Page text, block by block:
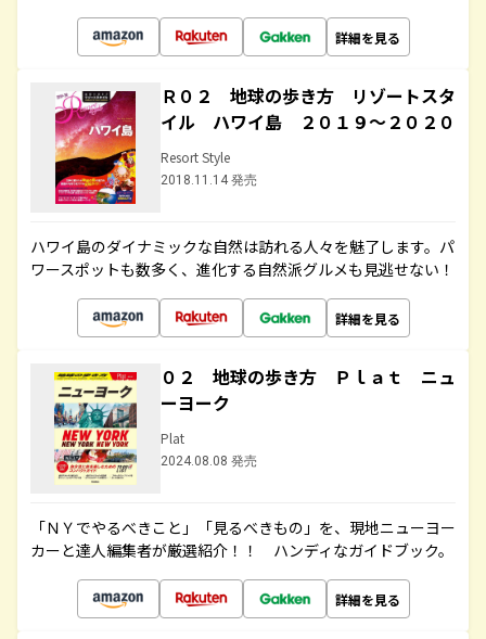
詳細を見る
Ｒ０２ 地球の歩き方 リゾートスタ
イル ハワイ島 ２０１９～２０２０
Resort Style
2018.11.14 発売
ハワイ島のダイナミックな自然は訪れる人々を魅了します。パ
ワースポットも数多く、進化する自然派グルメも見逃せない！
詳細を見る
０２ 地球の歩き方 Ｐｌａｔ ニュ
ーヨーク
Plat
2024.08.08 発売
「ＮＹでやるべきこと」「見るべきもの」を、現地ニューヨー
カーと達人編集者が厳選紹介！！ ハンディなガイドブック。
詳細を見る